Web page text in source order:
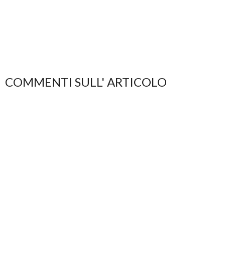
COMMENTI SULL' ARTICOLO